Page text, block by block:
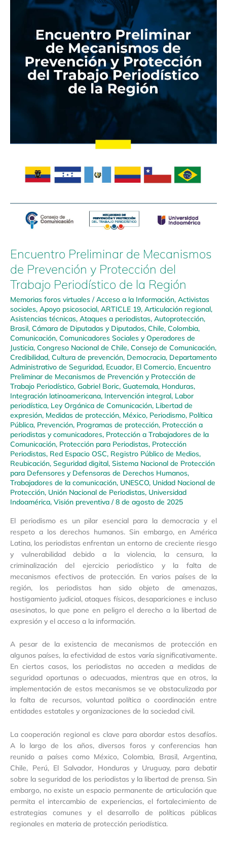
Encuentro Preliminar de Mecanismos
de Prevención y Protección del
Trabajo Periodístico de la Región
Memorias foros virtuales /Acceso a la Información, Activistas
sociales, Apoyo psicosocial, ARTICLE 19, Articulación regional,
Asistencias técnicas, Ataques a periodistas, Autoprotección,
Brasil, Cámara de Diputadas y Diputados, Chile, Colombia,
Comunicación, Comunicadores Sociales y Operadores de
Justicia, Congreso Nacional de Chile, Consejo de Comunicación,
Credibilidad, Cultura de prevención, Democracia, Departamento
Administrativo de Seguridad, Ecuador, El Comercio, Encuentro
Preliminar de Mecanismos de Prevención y Protección de
Trabajo Periodístico, Gabriel Boric, Guatemala, Honduras,
Integración latinoamericana, Intervención integral, Labor
periodística, Ley Orgánica de Comunicación, Libertad de
expresión, Medidas de protección, México, Periodismo, Política
Pública, Prevención, Programas de protección, Protección a
periodistas y comunicadores, Protección a Trabajadores de la
Comunicación, Protección para Periodistas, Protección
Periodistas, Red Espacio OSC, Registro Público de Medios,
Reubicación, Seguridad digital, Sistema Nacional de Protección
para Defensores y Defensoras de Derechos Humanos,
Trabajadores de la comunicación, UNESCO, Unidad Nacional de
Protección, Unión Nacional de Periodistas, Universidad
Indoamérica, Visión preventiva /8 de agosto de 2025
El periodismo es un pilar esencial para la democracia y el
respeto a los derechos humanos. Sin embargo, en América
Latina, los periodistas enfrentan un entorno de creciente riesgo
y vulnerabilidad debido a la violencia, la censura, la
criminalización del ejercicio periodístico y la falta de
mecanismos efectivos de protección. En varios países de la
región, los periodistas han sido objeto de amenazas,
hostigamiento judicial, ataques físicos, desapariciones e incluso
asesinatos, lo que pone en peligro el derecho a la libertad de
expresión y el acceso a la información.
A pesar de la existencia de mecanismos de protección en
algunos países, la efectividad de estos varía significativamente.
En ciertos casos, los periodistas no acceden a medidas de
seguridad oportunas o adecuadas, mientras que en otros, la
implementación de estos mecanismos se ve obstaculizada por
la falta de recursos, voluntad política o coordinación entre
entidades estatales y organizaciones de la sociedad civil.
La cooperación regional es clave para abordar estos desafíos.
A lo largo de los años, diversos foros y conferencias han
reunido a países como México, Colombia, Brasil, Argentina,
Chile, Perú, El Salvador, Honduras y Uruguay, para debatir
sobre la seguridad de los periodistas y la libertad de prensa. Sin
embargo, no existe un espacio permanente de articulación que
permita el intercambio de experiencias, el fortalecimiento de
estrategias comunes y el desarrollo de políticas públicas
regionales en materia de protección periodística.
Prevención
Periodístico